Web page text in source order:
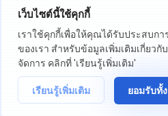
เว็บไซต์นี้ใช้คุกกี้
เราใช้คุกกี้เพื่อให้คุณได้รับประสบก
ของเรา สำหรับข้อมูลเพิ่มเติมเกี่ยวกั
จัดการ คลิกที่ 'เรียนรู้เพิ่มเติม'
เรียนรู้เพิ่มเติม ยอมรับทั้
การเปิดเผยความเสี่ยง
เว็บไซต์ดำเนินการโดย FXSSI LTD หมายเ
เราขอแนะนำให้คุณขอคำแนะนำทางการเ
เข้าใจถึงความเสี่ยงที่เกี่ยวข้องก่อนการซื้อขา